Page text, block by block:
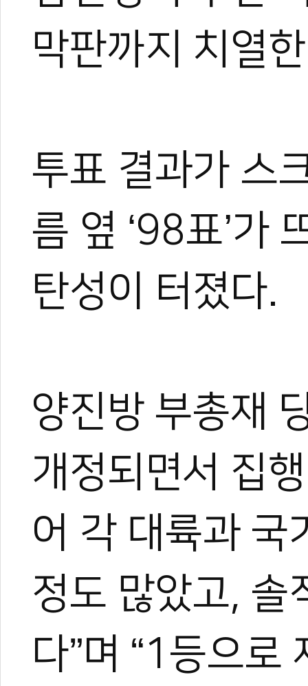
막판까지 치열
투표 결과가 스
름 옆 ‘98표’가
탄성이 터졌다.
양진방 부총재
개정되면서 집
어 각 대륙과 국
정도 많았고, 솔
다”며 “1등으로